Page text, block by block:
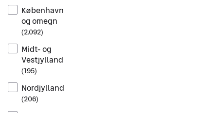
København
og omegn
(2.092)
Midt- og
Vestjylland
(195)
Nordjylland
(206)